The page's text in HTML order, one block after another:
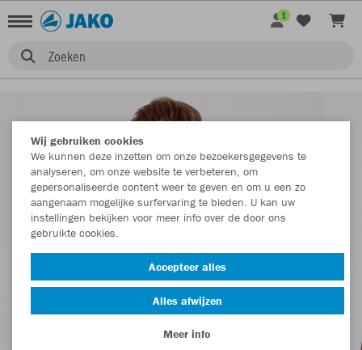
Zoeken
1
Wij gebruiken cookies
We kunnen deze inzetten om onze bezoekersgegevens te
analyseren, om onze website te verbeteren, om
gepersonaliseerde content weer te geven en om u een zo
aangenaam mogelijke surfervaring te bieden. U kan uw
instellingen bekijken voor meer info over de door ons
gebruikte cookies.
Accepteer alles
Alles afwijzen
Meer info